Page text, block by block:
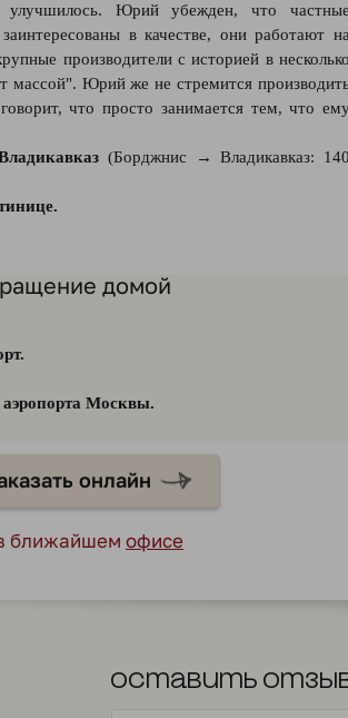
улучшилось. Юрий убежден, что
в качестве, они работают
производители с историей в
массой". Юрий же не стремится
что просто занимается тем, что
(Борджнис → Владикавказ:
домой
Москвы.
онлайн
ближайшем офисе
Оставить